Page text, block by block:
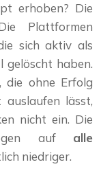
erhoben? Die
Plattformen
sich aktiv als
gelöscht haben.
die ohne Erfolg
lässt,
nicht ein. Die
auf alle
niedriger.